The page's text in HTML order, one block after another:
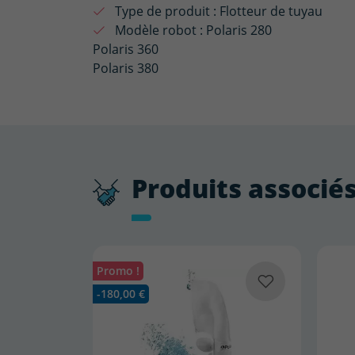
Type de produit : Flotteur de tuyau
Modèle robot : Polaris 280
Polaris 360
Polaris 380
Produits
Promo !
-180,00 €